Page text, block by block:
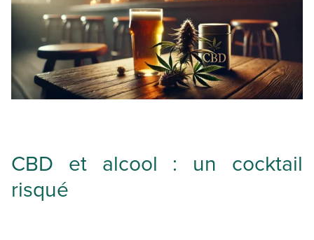
CBD et alcool : un cocktail
risqué